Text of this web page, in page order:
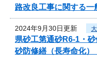
路改良工事に関する一
2024年9月30日更新
県砂工第通砂R6-1・
砂防修繕（長寿命化